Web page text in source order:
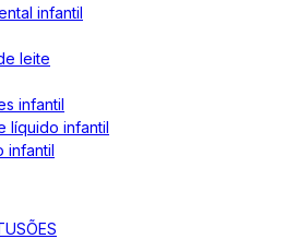
infantil
leite
infantil
líquido infantil
infantil